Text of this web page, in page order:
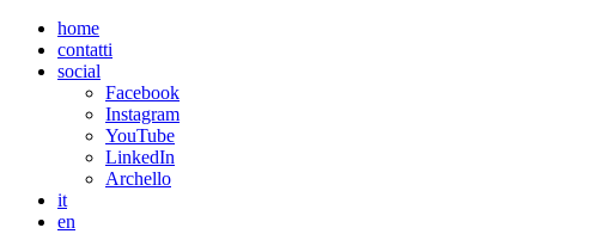
home
contatti
social
Facebook
Instagram
YouTube
LinkedIn
Archello
it
en